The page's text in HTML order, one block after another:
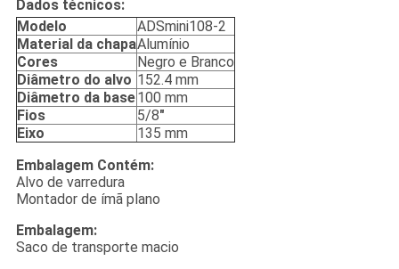
Dados técnicos:
Modelo
ADSmini108-2
Material da chapaAlumínio
Cores
Negro e Branco
Diâmetro do alvo 152.4 mm
Diâmetro da base100 mm
Fios
5/8"
Eixo
135 mm
Embalagem Contém:
Alvo de varredura
Montador de ímã plano
Embalagem:
Saco de transporte macio